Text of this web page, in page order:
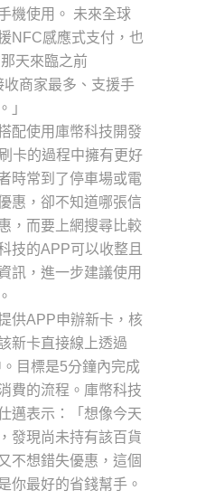
機使用。 未來全球
NFC感應式支付，也
天來臨之前
商家最多、支援手
」
配使用庫幣科技開發
卡的過程中擁有更好
時常到了停車場或電
惠，卻不知道哪張信
，而要上網搜尋比較
技的APP可以收整且
訊，進一步建議使用
供APP申辦新卡，核
新卡直接線上透過
目標是5分鐘內完成
費的流程。庫幣科技
邁表示：「想像今天
發現尚未持有該百貨
不想錯失優惠，這個
你最好的省錢幫手。